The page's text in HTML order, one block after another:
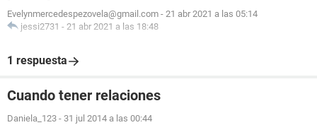
Evelynmercedespezovela@gmail.com - 21 abr 2021 a las 05:14
jessi2731 - 21 abr 2021 a las 18:48
1 respuesta
Cuando tener relaciones
Daniela_123 - 31 jul 2014 a las 00:44